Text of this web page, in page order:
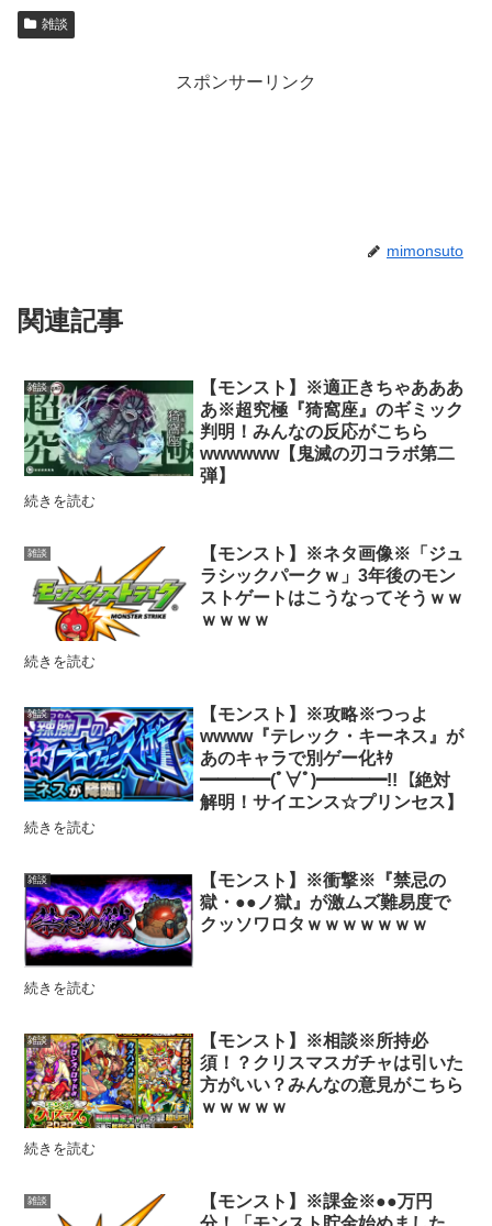
雑談
スポンサーリンク
mimonsuto
関連記事
雑談
【モンスト】※適正きちゃあああ
あ※超究極『猗窩座』のギミック
判明！みんなの反応がこちら
wwwwww【鬼滅の刃コラボ第二
弾】
続きを読む
雑談
【モンスト】※ネタ画像※「ジュ
ラシックパークｗ」3年後のモン
ストゲートはこうなってそうｗｗ
ｗｗｗｗ
続きを読む
雑談
【モンスト】※攻略※つっよ
wwww『テレック・キーネス』が
あのキャラで別ゲー化ｷﾀ
━━━━(ﾟ∀ﾟ)━━━━!!【絶対
解明！サイエンス☆プリンセス】
続きを読む
雑談
【モンスト】※衝撃※『禁忌の
獄・●●ノ獄』が激ムズ難易度で
クッソワロタｗｗｗｗｗｗｗ
続きを読む
雑談
【モンスト】※相談※所持必
須！？クリスマスガチャは引いた
方がいい？みんなの意見がこちら
ｗｗｗｗｗ
続きを読む
雑談
【モンスト】※課金※●●万円